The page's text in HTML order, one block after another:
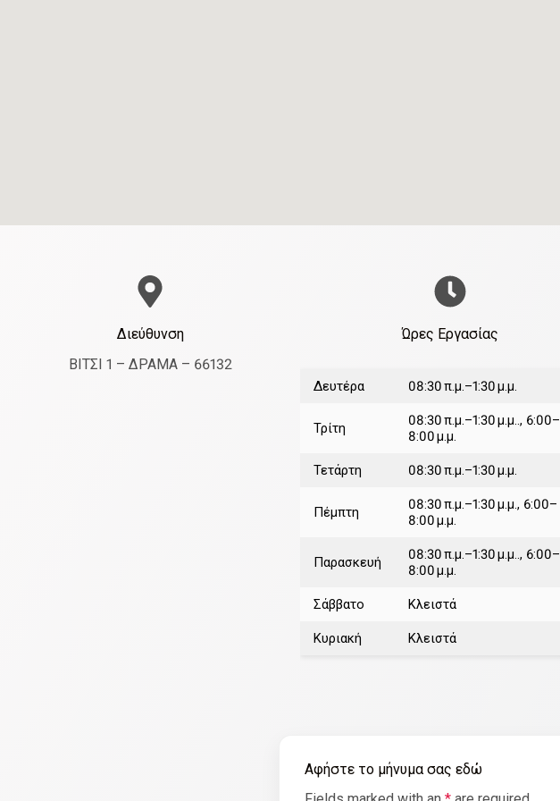
Διεύθυνση
ΒΙΤΣΙ 1 – ΔΡΑΜΑ – 66132
Ώρες Εργασίας
Δευτέρα 08:30 π.μ.–1:30 μ.μ.
Τρίτη
08:30 π.μ.–1:30 μ.μ.., 6:00–
8:00 μ.μ.
Τετάρτη 08:30 π.μ.–1:30 μ.μ.
Πέμπτη
08:30 π.μ.–1:30 μ.μ., 6:00–
8:00 μ.μ.
Παρασκευή
08:30 π.μ.–1:30 μ.μ.., 6:00–
8:00 μ.μ.
Σάββατο Κλειστά
Κυριακή Κλειστά
Αφήστε το μήνυμα σας εδώ